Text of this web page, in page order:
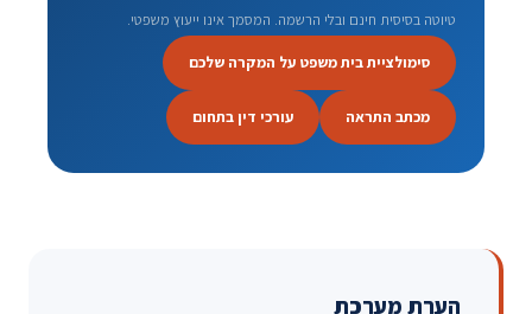
טיוטה בסיסית חינם ובלי הרשמה. המסמך אינו ייעוץ משפטי.
סימולציית בית משפט על המקרה שלכם
מכתב התראה עורכי דין בתחום
הערת מערכת